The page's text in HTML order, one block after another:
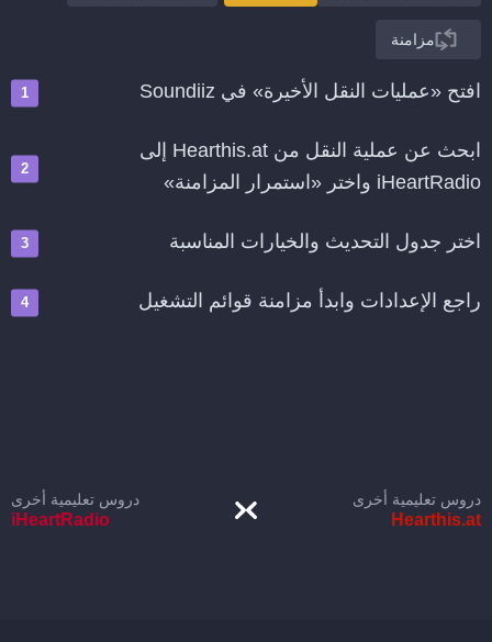
مزامنة
افتح «عمليات النقل الأخيرة» في Soundiiz
ابحث عن عملية النقل من Hearthis.at إلى
iHeartRadio واختر «استمرار المزامنة»
اختر جدول التحديث والخيارات المناسبة
راجع الإعدادات وابدأ مزامنة قوائم التشغيل
دروس تعليمية أخرى
Hearthis.at
دروس تعليمية أخرى
iHeartRadio